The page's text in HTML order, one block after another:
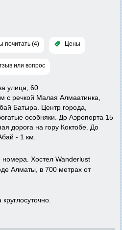
почитать (4) Цены
или вопрос
улица, 60
с речкой Малая Алмаатинка,
Батыра. Центр города,
особняки. До Аэропорта 15
дорога на гору Коктобе. До
- 1 км.
Хостел Wanderlust
Алматы, в 700 метрах от